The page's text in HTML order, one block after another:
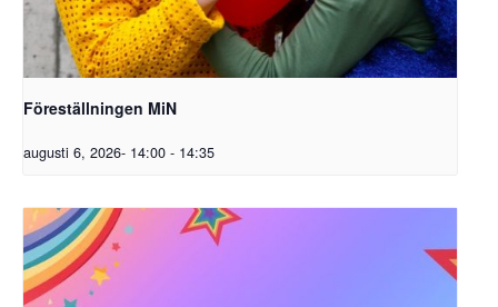
Föreställningen MiN
augusti 6, 2026- 14:00 - 14:35